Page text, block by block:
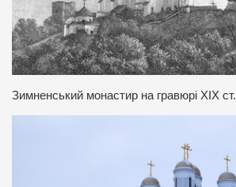
Зимненський монастир на гравюрі ХІХ ст.